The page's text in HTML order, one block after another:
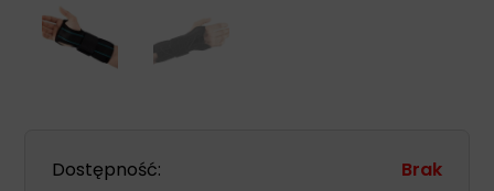
Dostępność: Brak